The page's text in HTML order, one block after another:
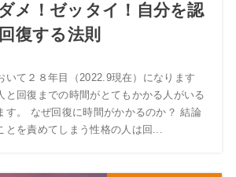
メ！ゼッタイ！自分を認
復する法則
いて２８年目（2022.9現在）になります
と回復までの時間がとてもかかる人がいる
す。 なぜ回復に時間がかかるのか？ 結論
とを責めてしまう性格の人は回...